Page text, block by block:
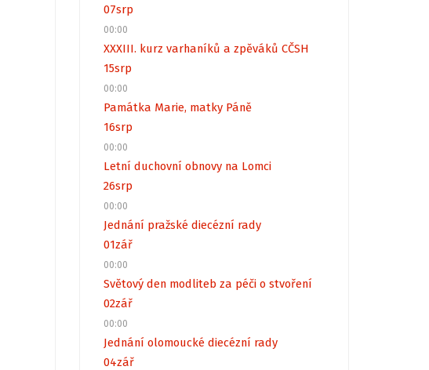
07srp
00:00
XXXIII. kurz varhaníků a zpěváků CČSH
15srp
00:00
Památka Marie, matky Páně
16srp
00:00
Letní duchovní obnovy na Lomci
26srp
00:00
Jednání pražské diecézní rady
01zář
00:00
Světový den modliteb za péči o stvoření
02zář
00:00
Jednání olomoucké diecézní rady
04zář